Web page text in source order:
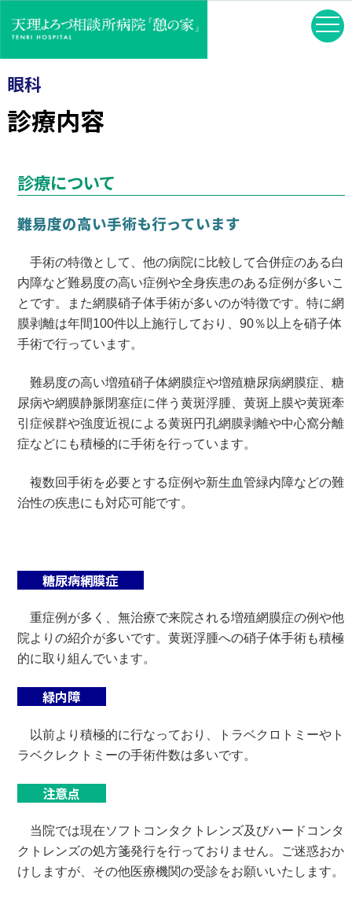
眼科
診療内容
診療について
難易度の高い手術も行っています
手術の特徴として、他の病院に比較して合併症のある白
内障など難易度の高い症例や全身疾患のある症例が多いこ
とです。また網膜硝子体手術が多いのが特徴です。特に網
膜剥離は年間100件以上施行しており、90％以上を硝子体
手術で行っています。
難易度の高い増殖硝子体網膜症や増殖糖尿病網膜症、糖
尿病や網膜静脈閉塞症に伴う黄斑浮腫、黄斑上膜や黄斑牽
引症候群や強度近視による黄斑円孔網膜剥離や中心窩分離
症などにも積極的に手術を行っています。
複数回手術を必要とする症例や新生血管緑内障などの難
治性の疾患にも対応可能です。
糖尿病網膜症
重症例が多く、無治療で来院される増殖網膜症の例や他
院よりの紹介が多いです。黄斑浮腫への硝子体手術も積極
的に取り組んでいます。
緑内障
以前より積極的に行なっており、トラベクロトミーやト
ラベクレクトミーの手術件数は多いです。
注意点
当院では現在ソフトコンタクトレンズ及びハードコンタ
クトレンズの処方箋発行を行っておりません。ご迷惑おか
けしますが、その他医療機関の受診をお願いいたします。